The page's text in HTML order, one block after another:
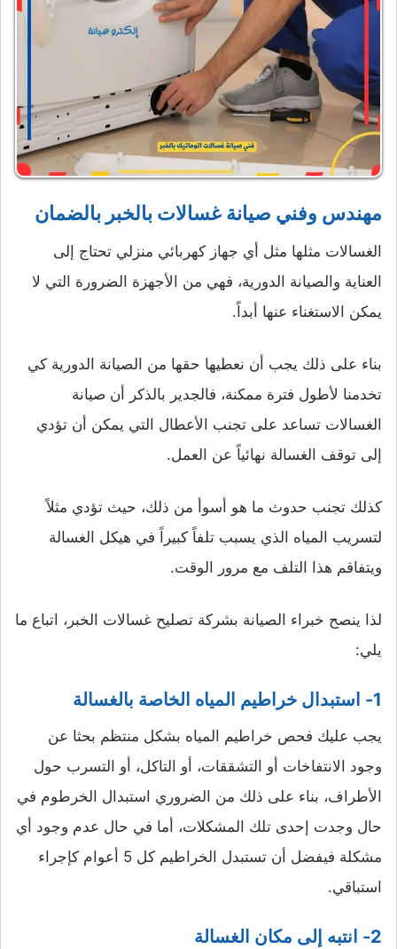
مهندس وفني صيانة غسالات بالخبر بالضمان
الغسالات مثلها مثل أي جهاز كهربائي منزلي تحتاج إلى
العناية والصيانة الدورية، فهي من الأجهزة الضرورة التي لا
يمكن الاستغناء عنها أبداً.
بناء على ذلك يجب أن نعطيها حقها من الصيانة الدورية كي
تخدمنا لأطول فترة ممكنة، فالجدير بالذكر أن صيانة
الغسالات تساعد على تجنب الأعطال التي يمكن أن تؤدي
إلى توقف الغسالة نهائياً عن العمل.
كذلك تجنب حدوث ما هو أسوأ من ذلك، حيث تؤدي مثلاً
لتسريب المياه الذي يسبب تلفاً كبيراً في هيكل الغسالة
ويتفاقم هذا التلف مع مرور الوقت.
لذا ينصح خبراء الصيانة بشركة تصليح غسالات الخبر، اتباع ما
يلي:
1- استبدال خراطيم المياه الخاصة بالغسالة
يجب عليك فحص خراطيم المياه بشكل منتظم بحثا عن
وجود الانتفاخات أو التشققات، أو التاكل، أو التسرب حول
الأطراف، بناء على ذلك من الضروري استبدال الخرطوم في
حال وجدت إحدى تلك المشكلات، أما في حال عدم وجود أي
مشكلة فيفضل أن تستبدل الخراطيم كل 5 أعوام كإجراء
استباقي.
2- انتبه إلى مكان الغسالة